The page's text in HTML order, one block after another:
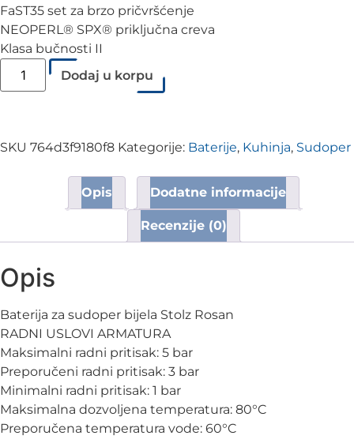
FaST35 set za brzo pričvršćenje
NEOPERL® SPX® priključna creva
Klasa bučnosti II
Dodaj u korpu
SKU 764d3f9180f8 Kategorije: Baterije, Kuhinja, Sudoper
Opis Dodatne informacije
Recenzije (0)
Opis
Baterija za sudoper bijela Stolz Rosan
RADNI USLOVI ARMATURA
Maksimalni radni pritisak: 5 bar
Preporučeni radni pritisak: 3 bar
Minimalni radni pritisak: 1 bar
Maksimalna dozvoljena temperatura: 80°C
Preporučena temperatura vode: 60°C